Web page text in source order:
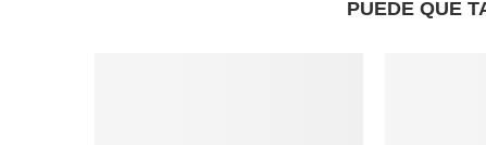
PUEDE QUE